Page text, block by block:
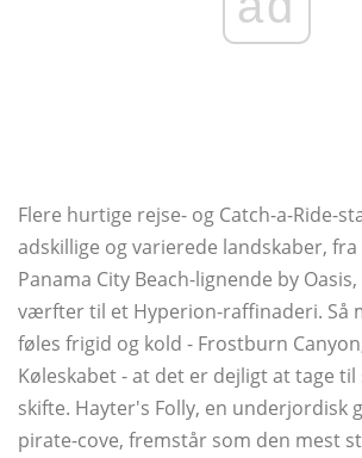
Flere hurtige rejse- og Catch-a-Ride-
adskillige og varierede landskaber,
Panama City Beach-lignende by
værfter til et Hyperion-raffinaderi. Så
føles frigid og kold - Frostburn
Køleskabet - at det er dejligt at tage
skifte. Hayter's Folly, en underjordisk
pirate-cove, fremstår som den mest